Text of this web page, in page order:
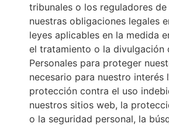
tribunales o los reguladores
nuestras obligaciones legales
leyes aplicables en la medida
el tratamiento o la divulgación
Personales para proteger
necesario para nuestro interés
protección contra el uso
nuestros sitios web, la
o la seguridad personal, la